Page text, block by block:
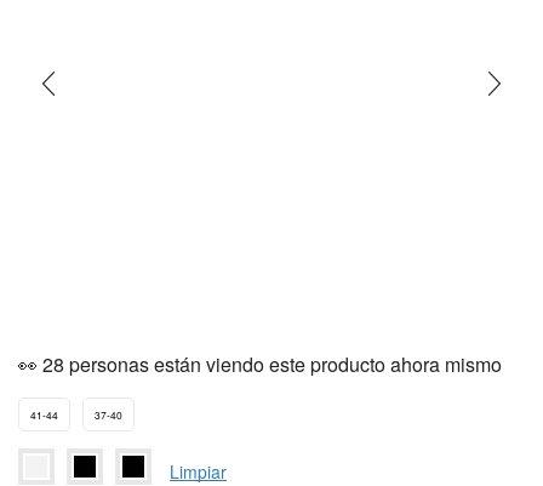
👀 28 personas están viendo este producto ahora mismo
41-44 37-40
Limpiar